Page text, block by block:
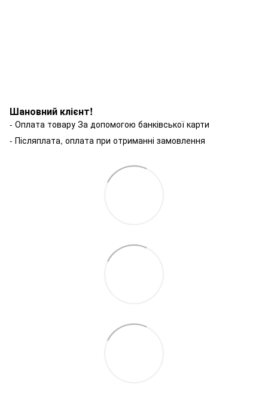
Шановний клієнт!
- Оплата товару За допомогою банківської карти
- Післяплата, оплата при отриманні замовлення